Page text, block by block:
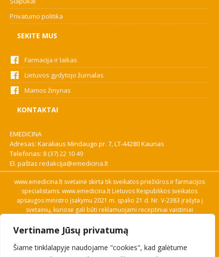
Vertiname Jūsų privatumą
Šiame tinklalapyje naudojame "cookies", kad galėtume
Privatumo politika
SEKITE MUS
Farmacija ir laikas
Lietuvos gydytojo žurnalas
Mamos žinynas
KONTAKTAI
EMEDICINA
Adresas: Karaliaus Mindaugo pr. 7, LT-44280 Kaunas
Telefonas: 8 (37) 22 10 49
El. paštas redakcija@emedicina.lt
www.emedicina.lt svetainė skirta tik sveikatos priežiūros ir farmacijos
specialistams. www.emedicina.lt Lietuvos Respublikos sveikatos
apsaugos ministro įsakymu 2021 m. spalio 21 d. Nr. V-2383 įrašyta į
svetainių, kuriose gali būti reklamuojami receptiniai vaistiniai
savo profesinę kvalifikaciją. Naudingos nuorodos: Vaistų ir medicinos
pagalbos priemonių kainų paieška, VVKT tinklalapis, Sveikatos
priežiūros ar farmacijos specialisto pranešimo apie įtariamą